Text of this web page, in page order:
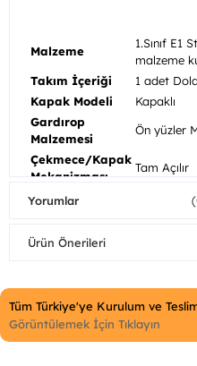
Malzeme
1.Sınıf
malzeme
Takım İçeriği
1 adet
Kapak Modeli
Kapaklı
Gardırop
Malzemesi
Ön yüzler
Çekmece/Kapak
Mekanizması
Tam Açılır
Ahşap
Önerisi
Fonksiyonu
Ürün Boyutları
Genişlik Yükseklik
Dolap 250cm 220cm
Yorumlar
Ürün Önerileri
Tüm Türkiye'ye Kurulum ve
Görüntülemek İçin Tıklayın